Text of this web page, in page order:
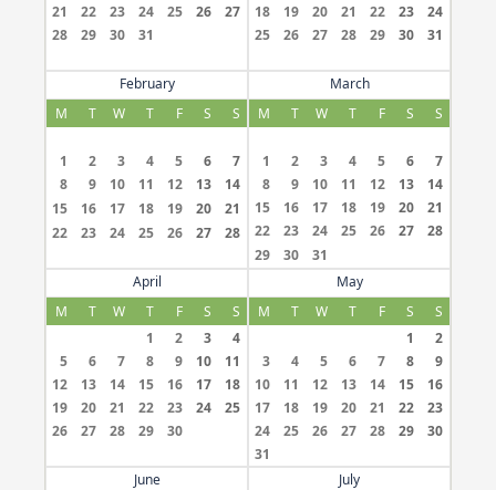
21
22 23 24 25 26
27
28
29 30 31
18
19 20 21 22 23
24
25
26 27 28 29 30 31
February
M
T W T F S S
1 2 3 4 5 6
7
8
9 10 11 12 13
14
15
16 17 18 19 20
21
22
23 24 25 26 27 28
March
M
T W T F S S
1 2 3 4 5 6
7
8
9 10 11 12 13
14
15
16 17 18 19 20
21
22
23 24 25 26 27
28
29
30
31
April
M
T W T F S
S
1
2 3
4
5
6 7 8 9 10
11
12
13 14 15 16 17
18
19
20 21 22 23 24
25
26
27 28 29 30
May
M
T W T F S
S
1
2
3
4 5 6 7 8
9
10
11 12 13 14 15
16
17
18 19 20 21 22
23
24
25 26 27 28 29
30
31
June
July